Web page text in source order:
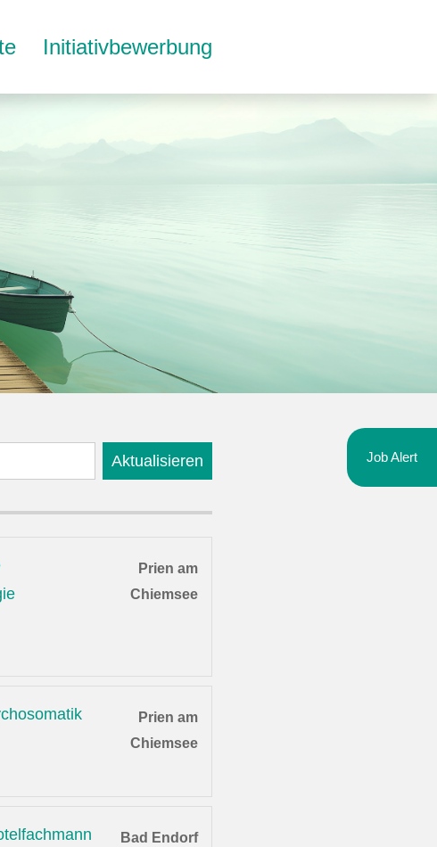
Initiativbewerbung
Aktualisieren
Prien am
Chiemsee
Prien am
Chiemsee
Bad Endorf
Job Alert